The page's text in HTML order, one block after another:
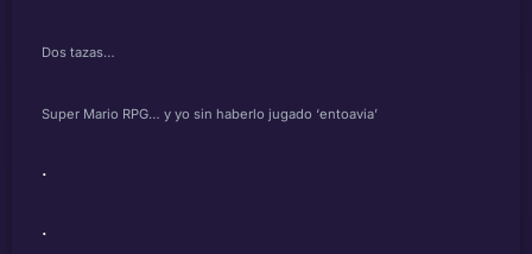
Dos tazas…
Super Mario RPG… y yo sin haberlo jugado ‘entoavia’
.
.